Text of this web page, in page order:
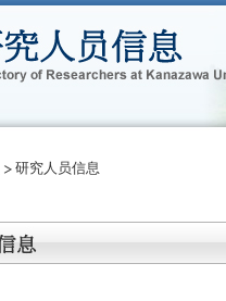
研究人员信息